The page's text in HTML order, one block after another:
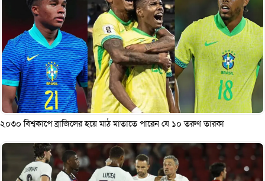
২০৩০ বিশ্বকাপে ব্রাজিলের হয়ে মাঠ মাতাতে পারেন যে ১০ তরুণ তারকা